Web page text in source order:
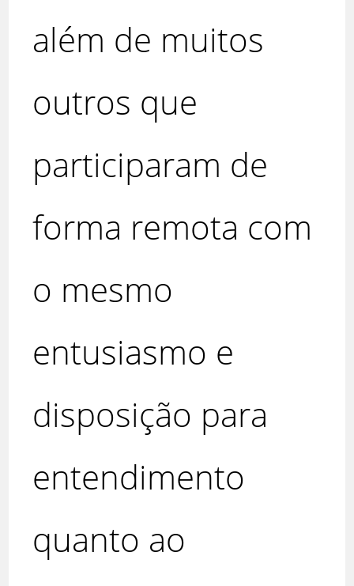
além de muitos
outros que
participaram de
forma remota com
o mesmo
entusiasmo e
disposição para
entendimento
quanto ao